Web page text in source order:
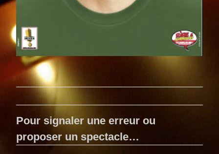
Pour signaler une erreur ou
proposer un spectacle…